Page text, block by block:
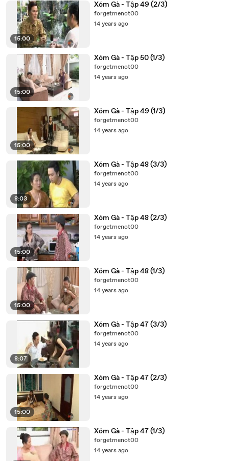
15:00
Xóm Gà - Tập 49 (2/3)
forgetmenot00
14 years ago
15:00
Xóm Gà - Tập 50 (1/3)
forgetmenot00
14 years ago
15:00
Xóm Gà - Tập 49 (1/3)
forgetmenot00
14 years ago
8:03
Xóm Gà - Tập 48 (3/3)
forgetmenot00
14 years ago
15:00
Xóm Gà - Tập 48 (2/3)
forgetmenot00
14 years ago
15:00
Xóm Gà - Tập 48 (1/3)
forgetmenot00
14 years ago
8:07
Xóm Gà - Tập 47 (3/3)
forgetmenot00
14 years ago
15:00
Xóm Gà - Tập 47 (2/3)
forgetmenot00
14 years ago
Xóm Gà - Tập 47 (1/3)
forgetmenot00
14 years ago